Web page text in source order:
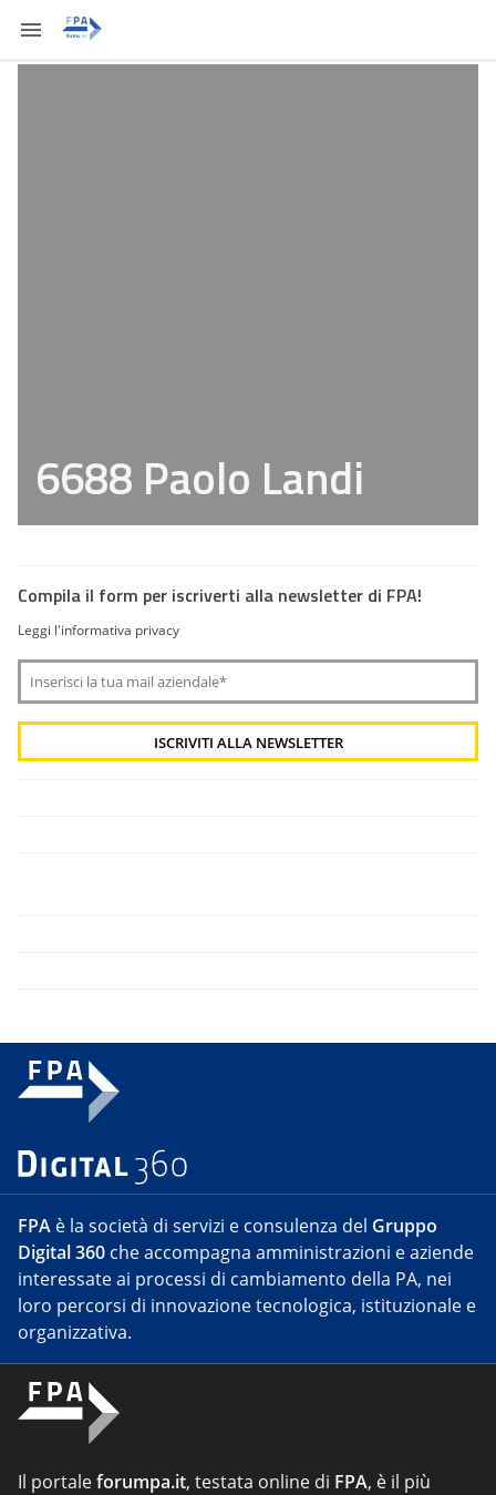
6688 Paolo Landi
Compila il form per iscriverti alla newsletter di FPA!
Leggi l'informativa privacy
FPA è la società di servizi e consulenza del Gruppo
Digital 360 che accompagna amministrazioni e aziende
interessate ai processi di cambiamento della PA, nei
loro percorsi di innovazione tecnologica, istituzionale e
organizzativa.
Il portaleforumpa.it, testata online di FPA, è il più